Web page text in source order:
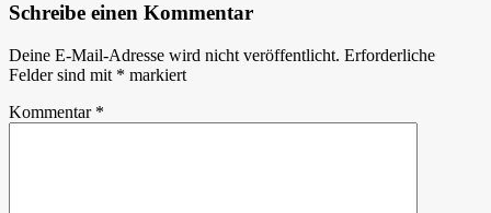
Schreibe einen Kommentar
Deine E-Mail-Adresse wird nicht veröffentlicht. Erforderliche
Felder sind mit * markiert
Kommentar *